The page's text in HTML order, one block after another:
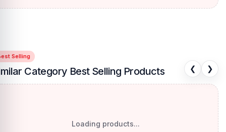
Selling
Category Best Selling Products ❮ ❯
Loading products...